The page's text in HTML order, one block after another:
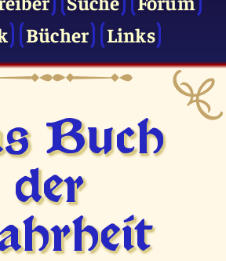
Bücher Links
Buch
der